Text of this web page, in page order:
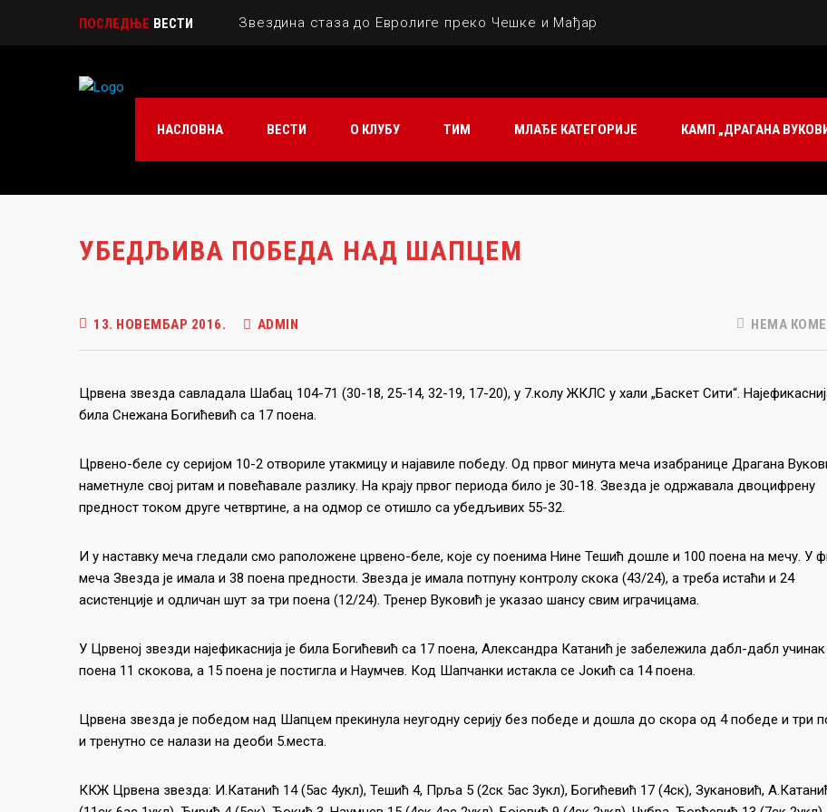
ПОСЛЕДЊЕ ВЕСТИ Звездина стаза до Евролиге преко Чешке и Мађарске
Играјте са осмехом као Александра
НАСЛОВНА ВЕСТИ О КЛУБУ ТИМ МЛАЂЕ КАТЕГОРИЈЕ КАМП „ДРАГАНА
УБЕДЉИВА ПОБЕДА НАД ШАПЦЕМ
13. НОВЕМБАР 2016. ADMIN НЕМА
Црвена звезда савладала Шабац 104-71 (30-18, 25-14, 32-19, 17-20), у 7.колу ЖКЛС у хали „Баскет Сити“.
била Снежана Богићевић са 17 поена.
Црвено-беле су серијом 10-2 отвориле утакмицу и најавиле победу. Од првог минута меча изабранице Драгана
наметнуле свој ритам и повећавале разлику. На крају првог периода било је 30-18. Звезда је одржавала двоцифрену
предност током друге четвртине, а на одмор се отишло са убедљивих 55-32.
И у наставку меча гледали смо раположене црвено-беле, које су поенима Нине Тешић дошле и 100 поена на мечу. У
меча Звезда је имала и 38 поена предности. Звезда је имала потпуну контролу скока (43/24), а треба истаћи и 24
асистенције и одличан шут за три поена (12/24). Тренер Вуковић је указао шансу свим играчицама.
У Црвеној звезди најефикаснија је била Богићевић са 17 поена, Александра Катанић је забележила дабл-дабл
поена 11 скокова, а 15 поена је постигла и Наумчев. Код Шапчанки истакла се Јокић са 14 поена.
Црвена звезда је победом над Шапцем прекинула неугодну серију без победе и дошла до скора од 4 победе и три
и тренутно се налази на деоби 5.места.
ККЖ Црвена звезда: И.Катанић 14 (5ас 4укл), Тешић 4, Прља 5 (2ск 5ас 3укл), Богићевић 17 (4ск), Зукановић,